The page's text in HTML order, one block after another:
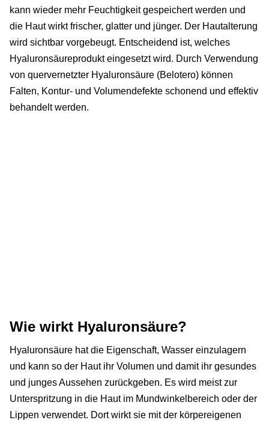
kann wieder mehr Feuchtigkeit gespeichert werden und
die Haut wirkt frischer, glatter und jünger. Der Hautalterung
wird sichtbar vorgebeugt. Entscheidend ist, welches
Hyaluronsäureprodukt eingesetzt wird. Durch Verwendung
von quervernetzter Hyaluronsäure (Belotero) können
Falten, Kontur- und Volumendefekte schonend und effektiv
behandelt werden.
Wie wirkt Hyaluronsäure?
Hyaluronsäure hat die Eigenschaft, Wasser einzulagern
und kann so der Haut ihr Volumen und damit ihr gesundes
und junges Aussehen zurückgeben. Es wird meist zur
Unterspritzung in die Haut im Mundwinkelbereich oder der
Lippen verwendet. Dort wirkt sie mit der körpereigenen